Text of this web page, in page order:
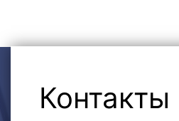
ОСТАВИТЬ
Контакты